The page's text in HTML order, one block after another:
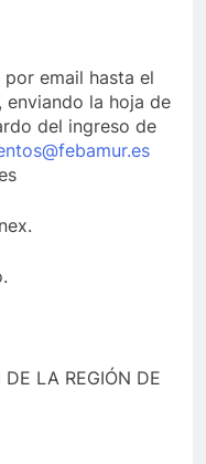
por email hasta el
enviando la hoja de
del ingreso de
LA REGIÓN DE